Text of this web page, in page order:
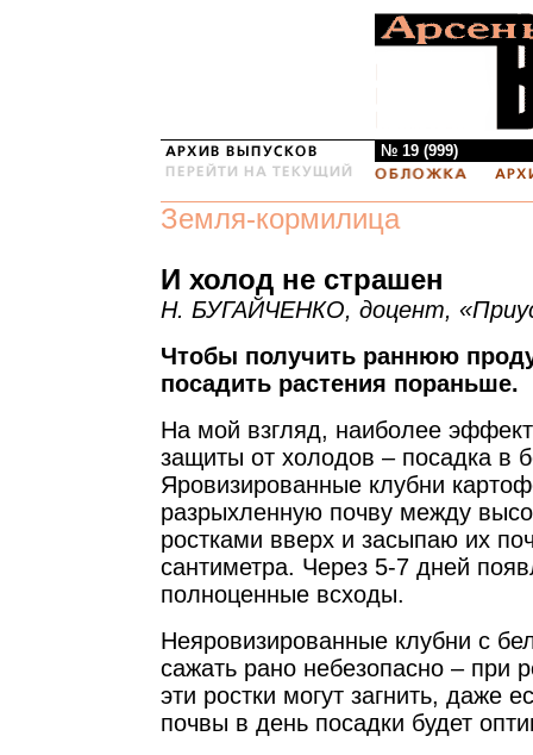
№ 19 (999)
Земля-кормилица
И холод не страшен
Н. БУГАЙЧЕНКО, доцент,
Чтобы получить раннюю
посадить растения пораньше.
На мой взгляд, наиболее
защиты от холодов – посадка в
Яровизированные клубни
разрыхленную почву между
ростками вверх и засыпаю их
сантиметра. Через 5-7 дней
полноценные всходы.
Неяровизированные клубни с
сажать рано небезопасно – при
эти ростки могут загнить, даже
почвы в день посадки будет